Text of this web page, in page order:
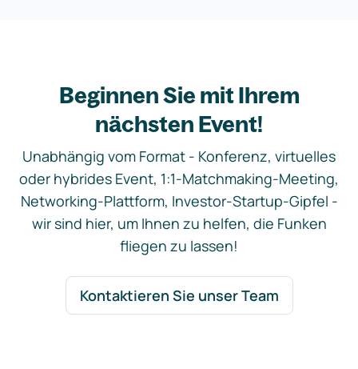
Beginnen Sie mit Ihrem
nächsten Event!
Unabhängig vom Format - Konferenz, virtuelles
oder hybrides Event, 1:1-Matchmaking-Meeting,
Networking-Plattform, Investor-Startup-Gipfel -
wir sind hier, um Ihnen zu helfen, die Funken
fliegen zu lassen!
Kontaktieren Sie unser Team